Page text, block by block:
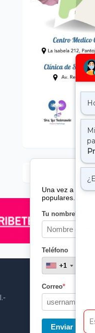
Una vez a la
populares.
Tu nombre*
Teléfono
+1
+1
Correo*
Enviar